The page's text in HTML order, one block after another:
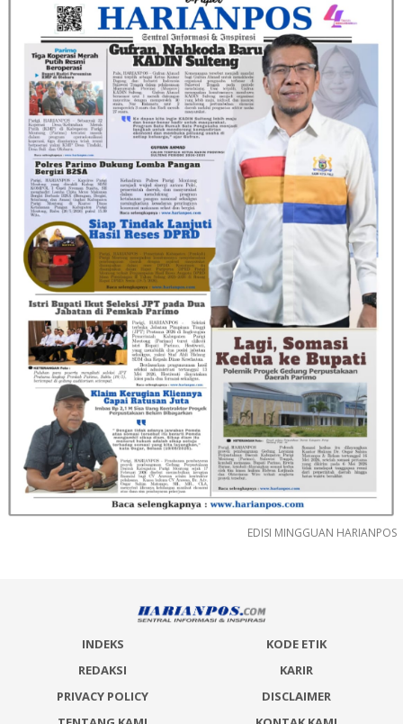
EDISI MINGGUAN HARIANPOS
INDEKS
KODE ETIK
REDAKSI
KARIR
PRIVACY POLICY
DISCLAIMER